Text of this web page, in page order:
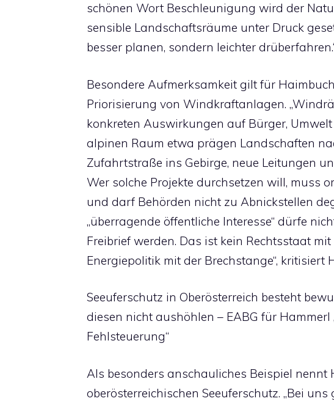
schönen Wort Beschleunigung wird der
sensible Landschaftsräume unter Druck
besser planen, sondern leichter
Besondere Aufmerksamkeit gilt für
Priorisierung von Windkraftanlagen.
konkreten Auswirkungen auf Bürger,
alpinen Raum etwa prägen Landschaften
Zufahrtstraße ins Gebirge, neue Leitungen
Wer solche Projekte durchsetzen will, muss
und darf Behörden nicht zu Abnickstellen
„überragende öffentliche Interesse“ dürfe
Freibrief werden. Das ist kein Rechtsstaat
Energiepolitik mit der Brechstange“, kritisiert
Seeuferschutz in Oberösterreich besteht
diesen nicht aushöhlen – EABG für Hammerl
Fehlsteuerung“
Als besonders anschauliches Beispiel nennt
oberösterreichischen Seeuferschutz. „Bei